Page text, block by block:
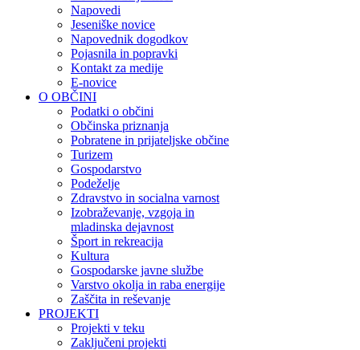
Napovedi
Jeseniške novice
Napovednik dogodkov
Pojasnila in popravki
Kontakt za medije
E-novice
O OBČINI
Podatki o občini
Občinska priznanja
Pobratene in prijateljske občine
Turizem
Gospodarstvo
Podeželje
Zdravstvo in socialna varnost
Izobraževanje, vzgoja in
mladinska dejavnost
Šport in rekreacija
Kultura
Gospodarske javne službe
Varstvo okolja in raba energije
Zaščita in reševanje
PROJEKTI
Projekti v teku
Zaključeni projekti